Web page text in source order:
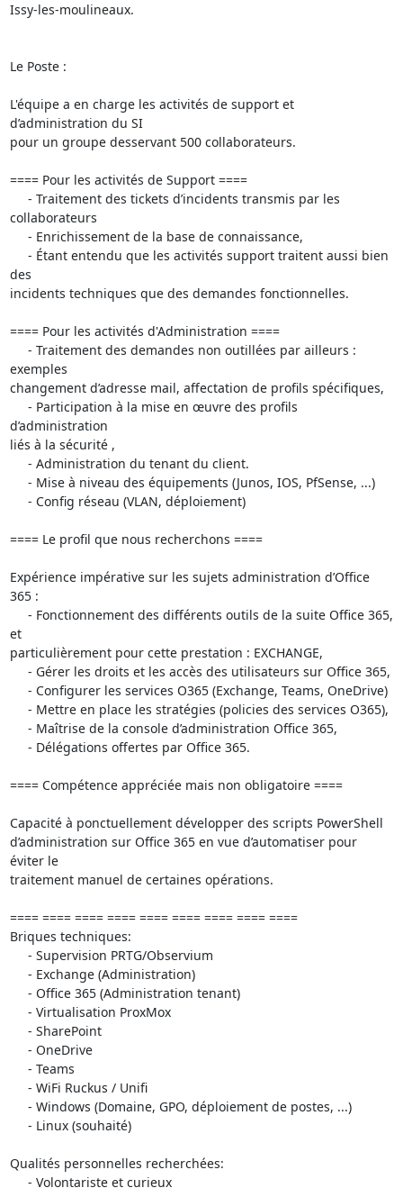
Issy-les-moulineaux.
Le Poste :
L'équipe a en charge les activités de support et
d’administration du SI
pour un groupe desservant 500 collaborateurs.
==== Pour les activités de Support ====
collaborateurs
des
incidents techniques que des demandes fonctionnelles.
==== Pour les activités d'Administration ====
exemples
changement d’adresse mail, affectation de profils spécifiques,
d’administration
liés à la sécurité ,
==== Le profil que nous recherchons ====
Expérience impérative sur les sujets administration d’Office
365 :
et
particulièrement pour cette prestation : EXCHANGE,
==== Compétence appréciée mais non obligatoire ====
Capacité à ponctuellement développer des scripts PowerShell
d’administration sur Office 365 en vue d’automatiser pour
éviter le
traitement manuel de certaines opérations.
==== ==== ==== ==== ==== ==== ==== ==== ====
Briques techniques:
Qualités personnelles recherchées: